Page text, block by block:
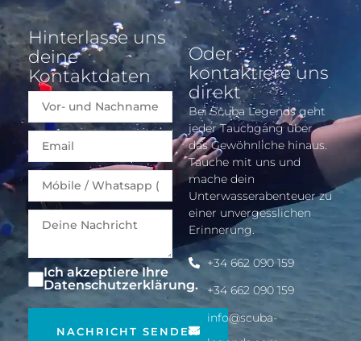
Hinterlasse uns
deine
Kontaktdaten
Ich akzeptiere Ihre
Datenschutzerklärung.
NACHRICHT SENDEN
Oder
kontaktiere uns
direkt
Bei Scuba Legends geht
jeder Tauchgang über
das Gewöhnliche hinaus.
Tauche mit uns und
mache dein
Unterwasserabenteuer zu
einer unvergesslichen
Erinnerung.
+34 662 090 159
+34 662 090 159
info@scuba-